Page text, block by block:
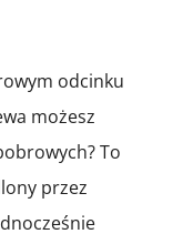
odcinku
możesz
To
przez